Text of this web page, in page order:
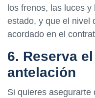
los frenos, las luces
estado, y que el nivel
acordado en el
6. Reserva
antelación
Si quieres asegurarte